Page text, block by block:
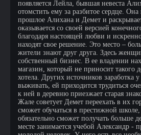
появляется Лейла, бывшая невеста
отомстить ему за разбитое сердце. Она
прошлое Алихана и Демет и
оказывается со своей версией
благодаря настоящей любви и
находят свое решение. Это место –
жители знают друг друга. Здесь
собственный бизнес. В ее владении
магазин, который не приносит такого
хотела. Других источников заработка
выживать, ей приходится трудиться
к ней в деревню приезжает старая
Жале советует Демет переехать в их
сможет обучаться в престижной
обязательно сможет получать больше
месте занимается учебой Александр -